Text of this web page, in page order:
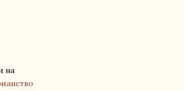
на